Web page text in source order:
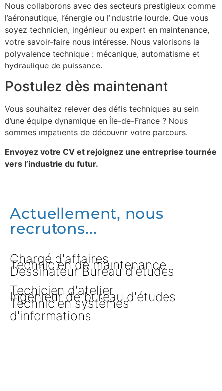
Nous collaborons avec des secteurs prestigieux comme
l’aéronautique, l’énergie ou l’industrie lourde. Que vous
soyez technicien, ingénieur ou expert en maintenance,
votre savoir-faire nous intéresse. Nous valorisons la
polyvalence technique : mécanique, automatisme et
hydraulique de puissance.
Postulez dès maintenant
Vous souhaitez relever des défis techniques au sein
d’une équipe dynamique en Île-de-France ? Nous
sommes impatients de découvrir votre parcours.
Envoyez votre CV et rejoignez une entreprise tournée
vers l’industrie du futur.
Actuellement, nous
recrutons...
Chargé d'affaires
Technicien de maintenance
Dessinateur Bureau d'études
Techicien d'atelier
Ingénieur de bureau d'études
Technicien systèmes
d'informations